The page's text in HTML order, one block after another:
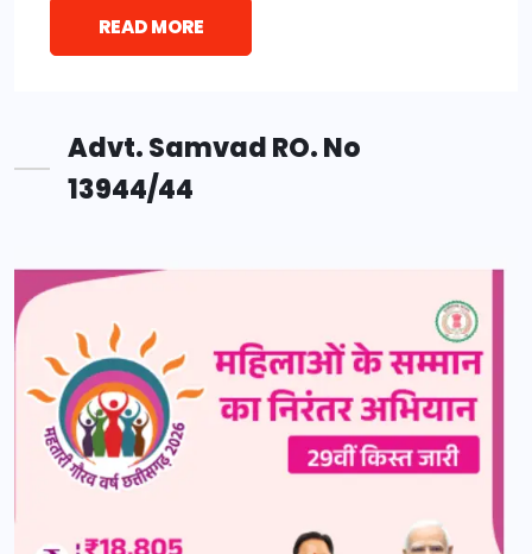
READ MORE
Advt. Samvad RO. No
13944/44